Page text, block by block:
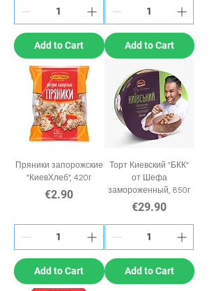
Add to Cart Add to Cart
Пряники запорожские
"КиевХлеб", 420г
Price
€2.90
Add to Cart
Торт Киевский "БКК"
от Шефа
замороженный, 850г
Price
€29.90
Add to Cart